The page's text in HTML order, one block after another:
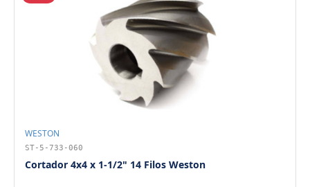
WESTON
ST-5-733-060
Cortador 4x4 x 1-1/2" 14 Filos Weston